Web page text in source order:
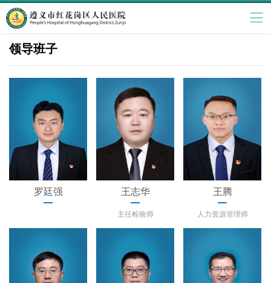
领导班子
罗廷强 王志华
主任检验师
王腾
人力资源管理师